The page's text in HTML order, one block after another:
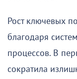
Рост ключевых
благодаря
процессов. В
сократила